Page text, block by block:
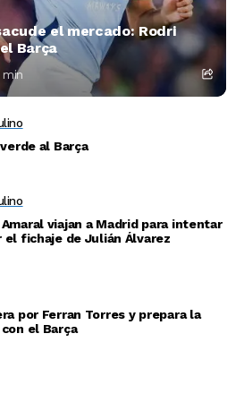
el mercado: Rodri
Barça
min
al Barça
viajan a Madrid para intentar
el fichaje de Julián Álvarez
por Ferran Torres y prepara la
el Barça